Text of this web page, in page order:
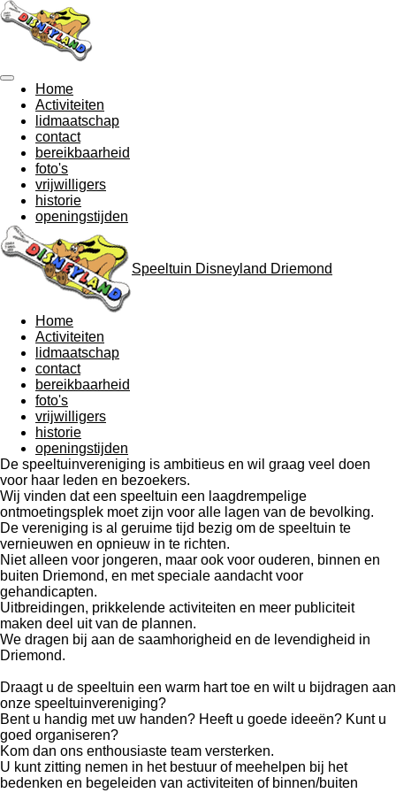
Ga
direct
hoofdinhoud
Home
Activiteiten
lidmaatschap
contact
bereikbaarheid
foto's
vrijwilligers
historie
openingstijden
Speeltuin Disneyland Driemond
Home
Activiteiten
lidmaatschap
contact
bereikbaarheid
foto's
vrijwilligers
historie
openingstijden
De speeltuinvereniging is ambitieus en wil graag veel doen
voor haar leden en bezoekers.
Wij vinden dat een speeltuin een laagdrempelige
ontmoetingsplek moet zijn voor alle lagen van de bevolking.
De vereniging is al geruime tijd bezig om de speeltuin te
vernieuwen en opnieuw in te richten.
Niet alleen voor jongeren, maar ook voor ouderen, binnen en
buiten Driemond, en met speciale aandacht voor
gehandicapten.
Uitbreidingen, prikkelende activiteiten en meer publiciteit
maken deel uit van de plannen.
We dragen bij aan de saamhorigheid en de levendigheid in
Driemond.
Draagt u de speeltuin een warm hart toe en wilt u bijdragen aan
onze speeltuinvereniging?
Bent u handig met uw handen? Heeft u goede ideeën? Kunt u
goed organiseren?
Kom dan ons enthousiaste team versterken.
U kunt zitting nemen in het bestuur of meehelpen bij het
bedenken en begeleiden van activiteiten of binnen/buiten